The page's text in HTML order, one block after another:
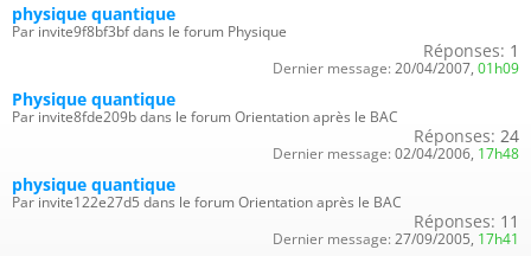
physique quantique
Par invite9f8bf3bf dans le forum Physique
Réponses: 1
Dernier message: 20/04/2007, 01h09
Physique quantique
Par invite8fde209b dans le forum Orientation après le BAC
Réponses: 24
Dernier message: 02/04/2006, 17h48
physique quantique
Par invite122e27d5 dans le forum Orientation après le BAC
Réponses: 11
Dernier message: 27/09/2005, 17h41